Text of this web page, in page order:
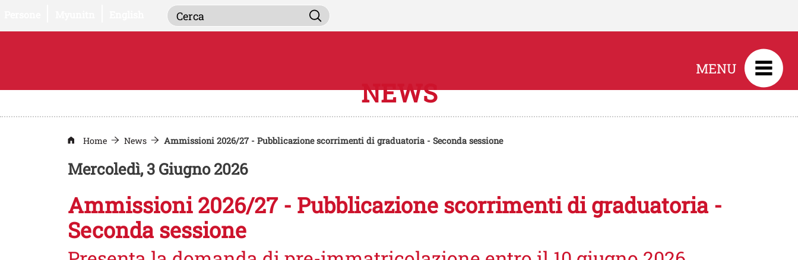
Apri il link in una nuova finestra
Apri il link in una nuova finestra
Inserisci i termini da cercare
Cerca
NEWS
MENU
Home News Ammissioni 2026/27 - Pubblicazione scorrimenti di graduatoria - Seconda sessione
Mercoledì, 3 Giugno 2026
Ammissioni 2026/27 - Pubblicazione scorrimenti di graduatoria -
Seconda sessione